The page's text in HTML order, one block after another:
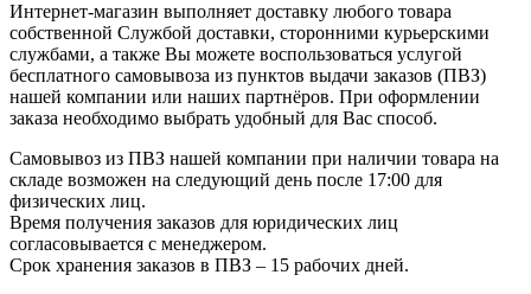
Интернет-магазин выполняет доставку любого товара
собственной Службой доставки, сторонними курьерскими
службами, а также Вы можете воспользоваться услугой
бесплатного самовывоза из пунктов выдачи заказов (ПВЗ)
нашей компании или наших партнёров. При оформлении
заказа необходимо выбрать удобный для Вас способ.
Самовывоз из ПВЗ нашей компании при наличии товара на
складе возможен на следующий день после 17:00 для
физических лиц.
Время получения заказов для юридических лиц
согласовывается с менеджером.
Срок хранения заказов в ПВЗ – 15 рабочих дней.